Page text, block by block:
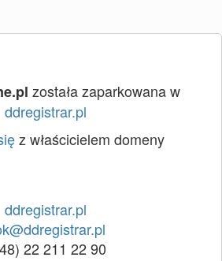
została zaparkowana w
ddregistrar.pl
z właścicielem domeny
ddregistrar.pl
22 211 22 90